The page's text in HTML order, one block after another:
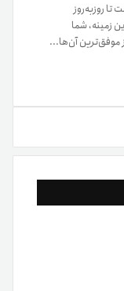
روزبه‌روز
زمینه، شما
موفق‌ترین آن‌ها...